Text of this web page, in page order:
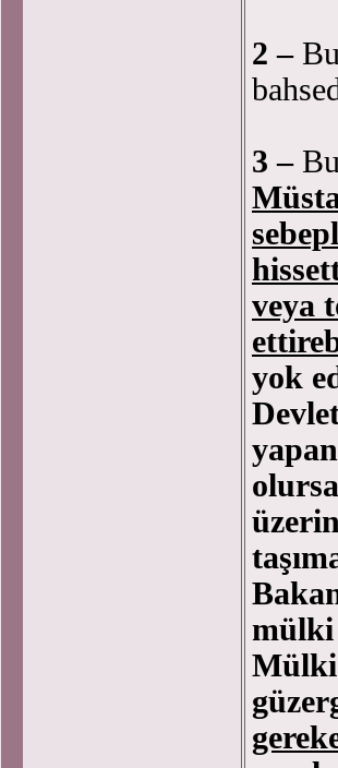
2 –Bu
3 –
veya
yok
mülki
Mülki